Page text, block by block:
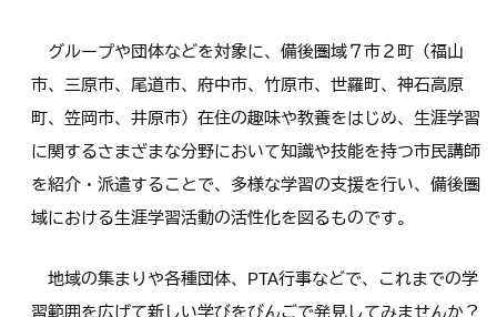
グループや団体などを対象に、備後圏域７市２町（福山
市、三原市、尾道市、府中市、竹原市、世羅町、神石高原
町、笠岡市、井原市）在住の趣味や教養をはじめ、生涯学習
に関するさまざまな分野において知識や技能を持つ市民講師
を紹介・派遣することで、多様な学習の支援を行い、備後圏
域における生涯学習活動の活性化を図るものです。
地域の集まりや各種団体、PTA行事などで、これまでの学
習範囲を広げて新しい学びをびんごで発見してみませんか？